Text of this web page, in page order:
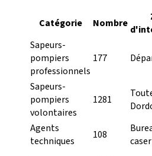
Catégorie Nombre
Sapeurs-
pompiers
professionnels
177
Sapeurs-
pompiers
volontaires
1281
Agents
techniques
108